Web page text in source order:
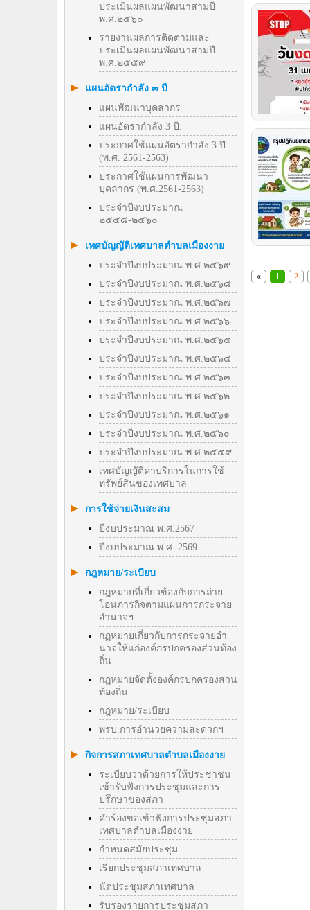
ประเมินผลแผนพัฒนาสามปี
พ.ศ.๒๕๖๐
รายงานผลการติดตามและ
ประเมินผลแผนพัฒนาสามปี
พ.ศ.๒๕๕๙
แผนอัตรากำลัง ๓ ปี
แผนพัฒนาบุคลากร
แผนอัตรากำลัง 3 ปี.
ประกาศใช้แผนอัตรากำลัง 3 ปี
(พ.ศ. 2561-2563)
ประกาศใช้แผนการพัฒนา
บุคลากร (พ.ศ.2561-2563)
ประจำปีงบประมาณ
๒๕๕๘-๒๕๖๐
เทศบัญญัติเทศบาลตำบลเมืองงาย
ประจำปีงบประมาณ พ.ศ.๒๕๖๙
ประจำปีงบประมาณ พ.ศ.๒๕๖๘
ประจำปีงบประมาณ พ.ศ.๒๕๖๗
ประจำปีงบประมาณ พ.ศ.๒๕๖๖
ประจำปีงบประมาณ พ.ศ.๒๕๖๕
ประจำปีงบประมาณ พ.ศ.๒๕๖๔
ประจำปีงบประมาณ พ.ศ.๒๕๖๓
ประจำปีงบประมาณ พ.ศ.๒๕๖๒
ประจำปีงบประมาณ พ.ศ.๒๕๖๑
ประจำปีงบประมาณ พ.ศ.๒๕๖๐
ประจำปีงบประมาณ พ.ศ.๒๕๕๙
เทศบัญญัติค่าบริการในการใช้
ทรัพย์สินของเทศบาล
การใช้จ่ายเงินสะสม
ปีงบประมาณ พ.ศ.2567
ปีงบประมาณ พ.ศ. 2569
กฎหมาย/ระเบียบ
กฎหมายที่เกี่ยวข้องกับการถ่าย
โอนภารกิจตามแผนการกระจาย
อำนาจฯ
กฏหมายเกี่ยวกับการกระจายอำ
นาจให้แก่องค์กรปกครองส่วนท้อง
ถิ่น
กฎหมายจัดตั้งองค์กรปกครองส่วน
ท้องถิ่น
กฎหมาย/ระเบียบ
พรบ.การอำนวยความสะดวกฯ
กิจการสภาเทศบาลตำบลเมืองงาย
ระเบียบว่าด้วยการให้ประชาชน
เข้ารับฟังการประชุมและการ
ปรึกษาของสภา
คำร้องขอเข้าฟังการประชุมสภา
เทศบาลตำบลเมืองงาย
กำหนดสมัยประชุม
เรียกประชุมสภาเทศบาล
นัดประชุมสภาเทศบาล
รับรองรายการประชุมสภา
« 1 2